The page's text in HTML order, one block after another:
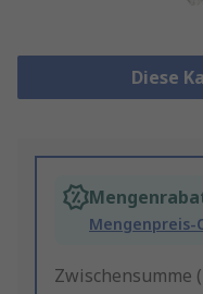
Diese
Mengenpreis-
Zwischensumme